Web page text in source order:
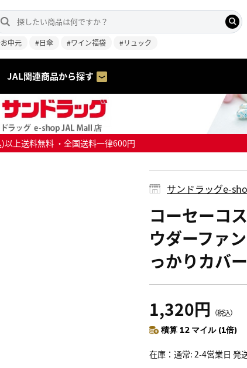
中元 #日傘 #ワイン福袋 #リュック
JAL関連商品から探す
以上送料無料 ・全国送料一律600円
サンドラッグe-
コーセーコ
ウダーファ
っかりカバ
1,320円 （税込）
積算 12 マイル (1倍)
在庫 通常: 2-4営業日 発